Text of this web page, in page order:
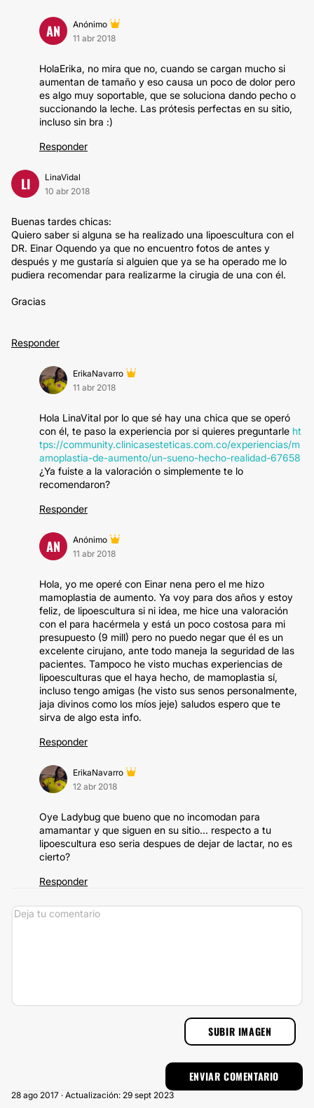
AN
Anónimo
11 abr 2018
HolaErika, no mira que no, cuando se cargan mucho si
aumentan de tamaño y eso causa un poco de dolor pero
es algo muy soportable, que se soluciona dando pecho o
succionando la leche. Las prótesis perfectas en su sitio,
incluso sin bra :)
Responder
LI
LinaVidal
10 abr 2018
Buenas tardes chicas:
Quiero saber si alguna se ha realizado una lipoescultura con el
DR. Einar Oquendo ya que no encuentro fotos de antes y
después y me gustaría si alguien que ya se ha operado me lo
pudiera recomendar para realizarme la cirugia de una con él.
Gracias
Responder
ErikaNavarro
11 abr 2018
Hola LinaVital por lo que sé hay una chica que se operó
con él, te paso la experiencia por si quieres preguntarle ht
tps://community.clinicasesteticas.com.co/experiencias/m
amoplastia-de-aumento/un-sueno-hecho-realidad-67658
¿Ya fuiste a la valoración o simplemente te lo
recomendaron?
Responder
AN
Anónimo
11 abr 2018
Hola, yo me operé con Einar nena pero el me hizo
mamoplastia de aumento. Ya voy para dos años y estoy
feliz, de lipoescultura si ni idea, me hice una valoración
con el para hacérmela y está un poco costosa para mi
presupuesto (9 mill) pero no puedo negar que él es un
excelente cirujano, ante todo maneja la seguridad de las
pacientes. Tampoco he visto muchas experiencias de
lipoesculturas que el haya hecho, de mamoplastia sí,
incluso tengo amigas (he visto sus senos personalmente,
jaja divinos como los míos jeje) saludos espero que te
sirva de algo esta info.
Responder
ErikaNavarro
12 abr 2018
Oye Ladybug que bueno que no incomodan para
amamantar y que siguen en su sitio... respecto a tu
lipoescultura eso seria despues de dejar de lactar, no es
cierto?
Responder
SUBIR IMAGEN
28 ago 2017 · Actualización: 29 sept 2023